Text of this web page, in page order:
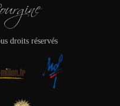
droits réservés